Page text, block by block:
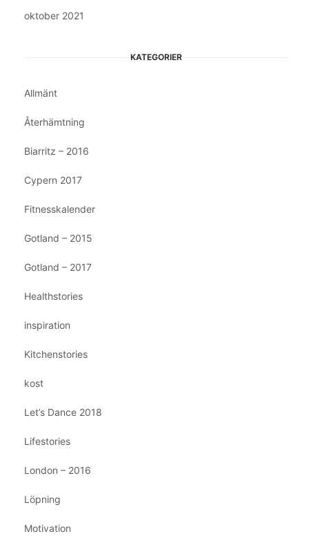
oktober 2021
KATEGORIER
Allmänt
Återhämtning
Biarritz – 2016
Cypern 2017
Fitnesskalender
Gotland – 2015
Gotland – 2017
Healthstories
inspiration
Kitchenstories
kost
Let’s Dance 2018
Lifestories
London – 2016
Löpning
Motivation